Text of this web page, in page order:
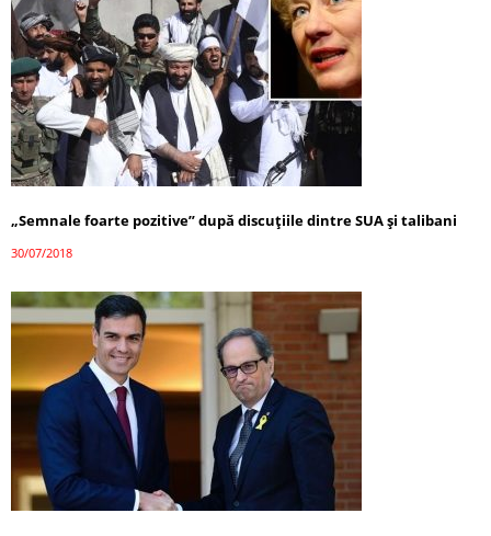
„Semnale foarte pozitive” după discuțiile dintre SUA și talibani
30/07/2018